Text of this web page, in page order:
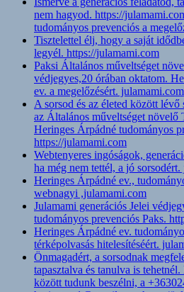
nem hagyod. https://
tudományos prevenciós a
Tisztelettel élj, hogy a saját
legyél. https://julamami.com
Paksi Általános műveltséget
védjegyes,20 órában oktatom.
ev. a megelőzésért. julamami.com
A sorsod és az életed között
az Általános műveltséget növelő
Heringes Árpádné tudományos
https://julamami.com
Webtenyeres ingóságok,
ha még nem tettél, a jó
Heringes Árpádné ev.,
webnagyi ,julamami.com
Julamami generációs Jelei
tudományos prevenciós Paks.
Heringes Árpádné ev.
térképolvasás hitelesítéséért.
Önmagadért, a sorsodnak
tapasztalva és tanulva is
között tudunk beszélni, a